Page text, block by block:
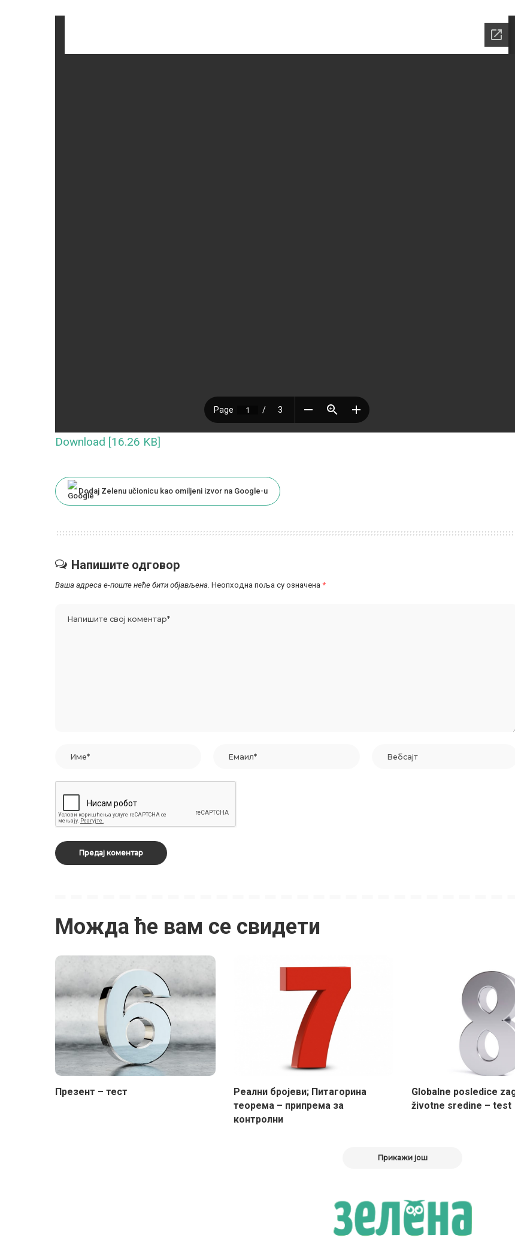
Download [16.26 KB]
Dodaj Zelenu učionicu kao omiljeni izvor na Google-u
Напишите одговор
Ваша адреса е-поште неће бити објављена. Неопходна поља су означена *
Можда ће вам се свидети
Презент – тест
Реални бројеви; Питагорина
теорема – припрема за
контролни
Globalne posledice
životne sredine – test
Прикажи још